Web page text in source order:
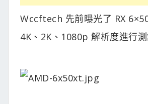
Wccftech 先前曝光了 RX
4K、2K、1080p 解析度進行測